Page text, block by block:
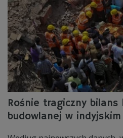
Rośnie tragiczny
budowlanej w indyjskim